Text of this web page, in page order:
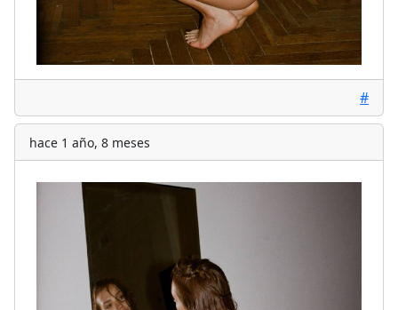
#
hace 1 año, 8 meses